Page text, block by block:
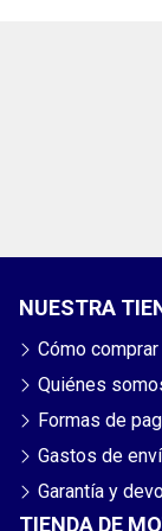
TIENDA DE
NUESTRA
Cómo comprar
Quiénes
Formas de
Gastos de
Garantía y